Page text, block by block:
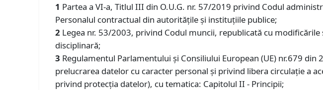
1 Partea a VI-a, Titlul III din O.U.G. nr. 57/2019 privind Codul
Personalul contractual din autoritățile și instituțiile publice;
2 Legea nr. 53/2003, privind Codul muncii, republicată cu
disciplinară;
3 Regulamentul Parlamentului şi Consiliului European (UE) nr.679
prelucrarea datelor cu caracter personal şi privind libera circulaţie a
privind protecţia datelor), cu tematica: Capitolul II - Principii;